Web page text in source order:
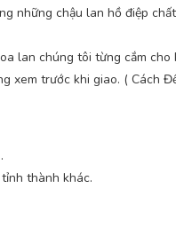
những chậu lan hồ điệp
lan chúng tôi từng cắm cho
xem trước khi giao. ( Cách
thành khác.